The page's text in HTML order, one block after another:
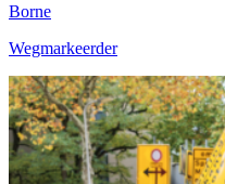
Borne
Wegmarkeerder